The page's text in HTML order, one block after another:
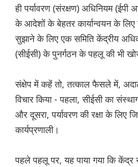
ही पर्यावरण (संरक्षण) अधिनियम
के आदेशों के बेहतर कार्यान्वयन के लिए
सुझाने के लिए एक समिति केंद्रीय
(सीईसी) के पुनर्गठन के पहलू की भी
संक्षेप में कहें तो, तत्काल फैसले में,
विचार किया - पहला, सीईसी का
और दूसरा, पर्यावरण की रक्षा के लिए
कार्यप्रणाली।
पहले पहलू पर, यह पाया गया कि केंद्र